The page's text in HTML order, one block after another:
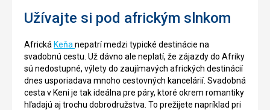
Užívajte si pod africkým slnkom
Africká Keňa nepatrí medzi typické destinácie na
svadobnú cestu. Už dávno ale neplatí, že zájazdy do Afriky
sú nedostupné, výlety do zaujímavých afrických destinácií
dnes usporiadava mnoho cestovných kancelárií. Svadobná
cesta v Keni je tak ideálna pre páry, ktoré okrem romantiky
hľadajú aj trochu dobrodružstva. To prežijete napríklad pri